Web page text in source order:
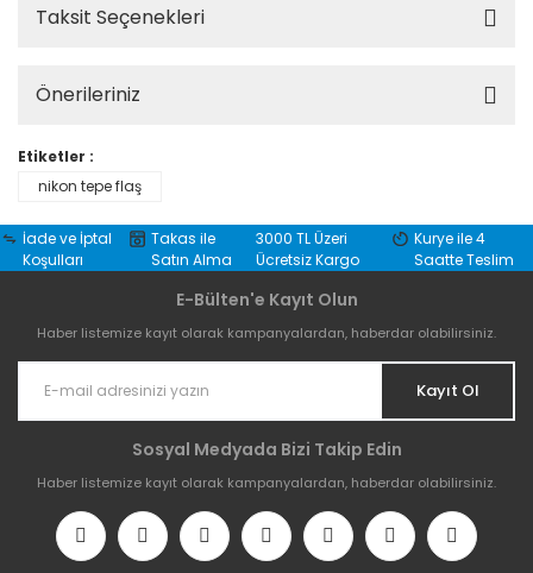
Taksit Seçenekleri
Önerileriniz
Etiketler :
nikon tepe flaş
İade ve İptal
Koşulları
Takas ile
Satın Alma
3000 TL Üzeri
Ücretsiz Kargo
Kurye ile 4
Saatte Teslim
E-Bülten'e Kayıt Olun
Haber listemize kayıt olarak kampanyalardan, haberdar olabilirsiniz.
Kayıt Ol
Sosyal Medyada Bizi Takip Edin
Haber listemize kayıt olarak kampanyalardan, haberdar olabilirsiniz.